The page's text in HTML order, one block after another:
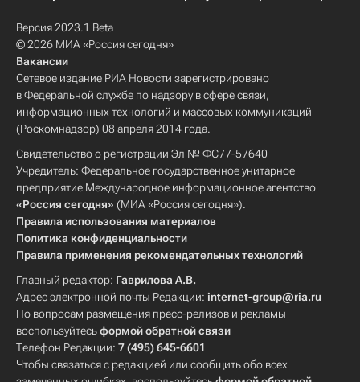
Версия 2023.1 Beta
© 2026 МИА «Россия сегодня»
Вакансии
Сетевое издание РИА Новости зарегистрировано
в Федеральной службе по надзору в сфере связи,
информационных технологий и массовых коммуникаций
(Роскомнадзор) 08 апреля 2014 года.
Свидетельство о регистрации Эл № ФС77-57640
Учредитель: Федеральное государственное унитарное
предприятие Международное информационное агентство
«Россия сегодня» (МИА «Россия сегодня»).
Правила использования материалов
Политика конфиденциальности
Правила применения рекомендательных технологий
Главный редактор: Гаврилова А.В.
Адрес электронной почты Редакции: internet-group@ria.ru
По вопросам размещения пресс-релизов и рекламы
воспользуйтесьформой обратной связи
Телефон Редакции: 7 (495) 645-6601
Чтобы связаться с редакцией или сообщить обо всех